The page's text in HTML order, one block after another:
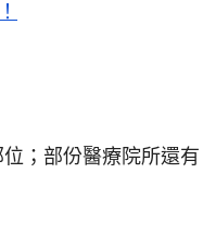
；部份醫療院所還有